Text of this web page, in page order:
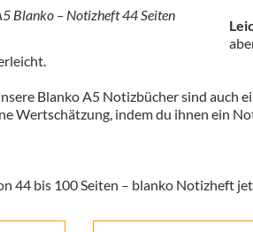
Blanko – Notizheft 44 Seiten
Blanko A5 Notizbücher sind auch
Wertschätzung, indem du ihnen ein
44 bis 100 Seiten – blanko Notizheft